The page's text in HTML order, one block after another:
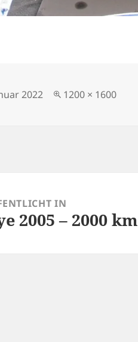
2022 Originalgröße
1200 × 1600
IN
2005 – 2000 km